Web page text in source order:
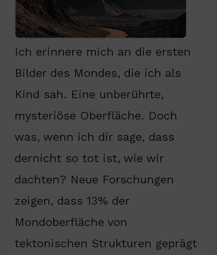
Ich erinnere mich an die ersten
Bilder des Mondes, die ich als
Kind sah. Eine unberührte,
mysteriöse Oberfläche. Doch
was, wenn ich dir sage, dass
dernicht so tot ist, wie wir
dachten? Neue Forschungen
zeigen, dass 13% der
Mondoberfläche von
tektonischen Strukturen geprägt